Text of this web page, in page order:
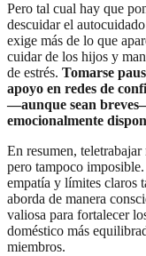
Pero tal cual hay que
descuidar el
exige más de lo que
cuidar de los hijos y
de estrés. Tomarse
apoyo en redes de
—aunque sean
emocionalmente
En resumen, teletrabajar
pero tampoco
empatía y límites claros
aborda de manera
valiosa para fortalecer
doméstico más
miembros.